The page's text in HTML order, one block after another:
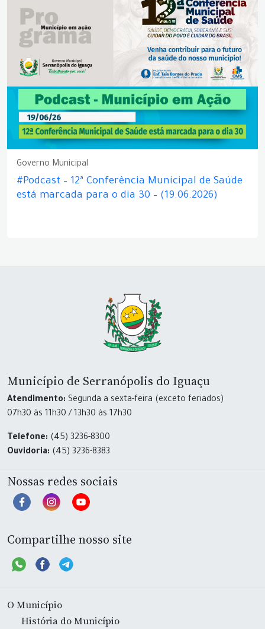
Governo Municipal
#Podcast – 12ª Conferência Municipal de Saúde
está marcada para o dia 30 – (19.06.2026)
Município de Serranópolis do Iguaçu
Atendimento: Segunda a sexta-feira (exceto feriados)
07h30 às 11h30 / 13h30 às 17h30
Telefone: (45) 3236-8300
Ouvidoria: (45) 3236-8383
Nossas redes sociais
Compartilhe nosso site
O Município
História do Município